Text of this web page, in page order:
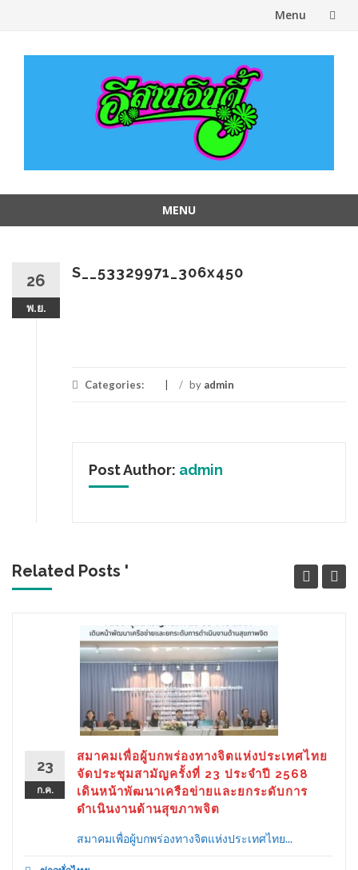
Menu
MENU
26
พ.ย.
S__53329971_306x450
Categories: / by admin
Post Author: admin
Related Posts '
23
ก.ค.
สมาคมเพื่อผู้บกพร่องทางจิตแห่งประเทศไทย
จัดประชุมสามัญครั้งที่ 23 ประจำปี 2568
เดินหน้าพัฒนาเครือข่ายและยกระดับการ
ดำเนินงานด้านสุขภาพจิต
สมาคมเพื่อผู้บกพร่องทางจิตแห่งประเทศไทย...